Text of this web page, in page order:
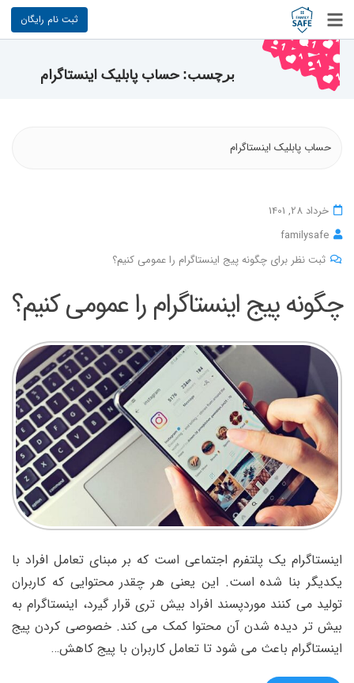
ثبت نام رایگان
برچسب:حساب پابلیک اینستاگرام
حساب پابلیک اینستاگرام
خرداد 28, 1401
familysafe
ثبت نظر برای چگونه پیج اینستاگرام را عمومی کنیم؟
چگونه پیج اینستاگرام را عمومی کنیم؟
اینستاگرام یک پلتفرم اجتماعی است که بر مبنای تعامل افراد با
یکدیگر بنا شده است. این یعنی هر چقدر محتوایی که کاربران
تولید می کنند موردپسند افراد بیش تری قرار گیرد، اینستاگرام به
بیش تر دیده شدن آن محتوا کمک می کند. خصوصی کردن پیج
اینستاگرام باعث می شود تا تعامل کاربران با پیج کاهش…